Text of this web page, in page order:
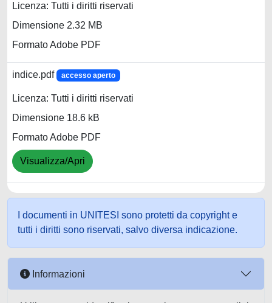
Licenza: Tutti i diritti riservati
Dimensione 2.32 MB
Formato Adobe PDF
indice.pdf accesso aperto
Licenza: Tutti i diritti riservati
Dimensione 18.6 kB
Formato Adobe PDF
Visualizza/Apri
I documenti in UNITESI sono protetti da copyright e
tutti i diritti sono riservati, salvo diversa indicazione.
Informazioni